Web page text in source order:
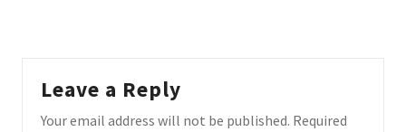
Leave a Reply
Your email address will not be published. Required